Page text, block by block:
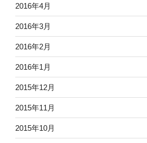
2016年4月
2016年3月
2016年2月
2016年1月
2015年12月
2015年11月
2015年10月